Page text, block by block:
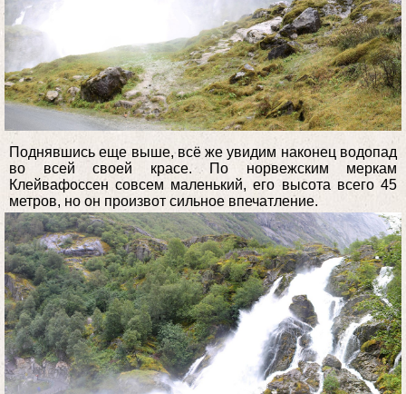
Поднявшись еще выше, всё же увидим наконец водопад
во всей своей красе. По норвежским меркам
Клейвафоссен совсем маленький, его высота всего 45
метров, но он произвот сильное впечатление.